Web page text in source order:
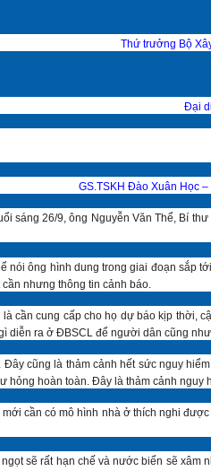
Thứ trưởng Bộ
Đại
GS.TSKH Đào Xuân Học
sáng 26/9, ông Nguyễn Văn Thể, Bí
nói ông hình dung trong giai đoạn
nhưng thông tin cảnh báo.
cần cung cấp cho họ dự báo kịp thời,
diễn ra ở ĐBSCL để người dân cũng
cũng là thảm cảnh hết sức nguy
hoàn toàn. Đây là thảm cảnh
cần có mô hình nhà ở thích nghi
sẽ rất hạn chế và nước biển sẽ